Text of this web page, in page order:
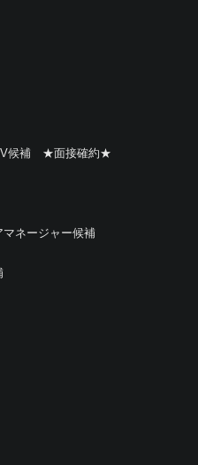
SV候補 ★面接確約★
マネージャー候補